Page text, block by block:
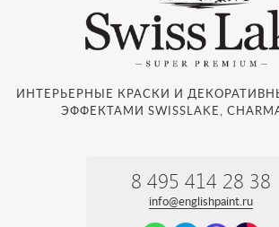
ИНТЕРЬЕРНЫЕ КРАСКИ И
ЭФФЕКТАМИ SWISSLAKE,
8 495 414 28 38
info@englishpaint.ru